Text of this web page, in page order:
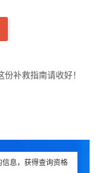
补救指南请收好！
信息，获得查询资格